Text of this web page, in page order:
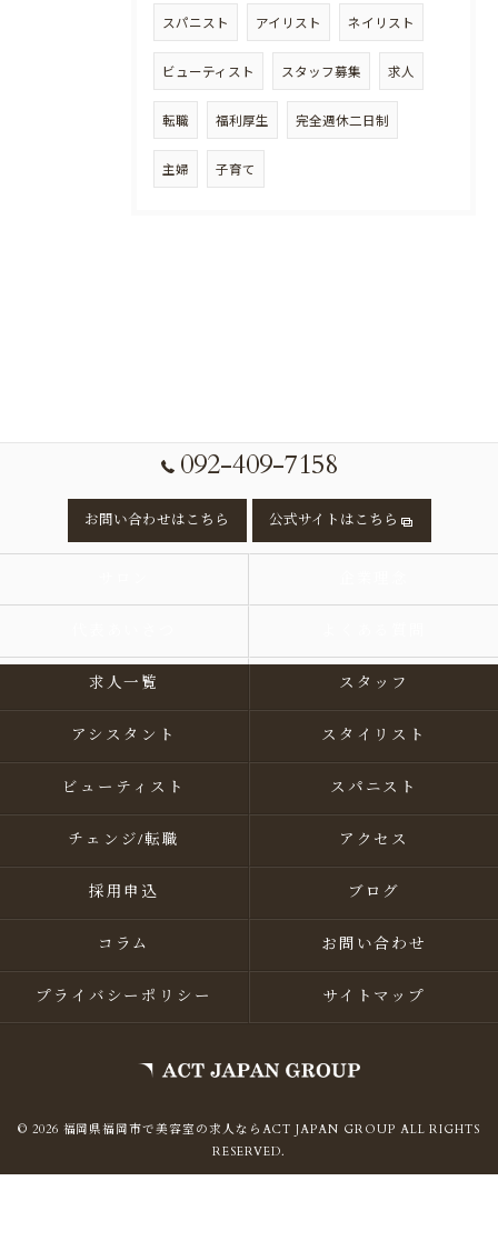
スパニスト アイリスト ネイリスト
ビューティスト スタッフ募集 求人
転職 福利厚生 完全週休二日制
主婦 子育て
092-409-7158
お問い合わせはこちら 公式サイトはこちら
求人一覧 スタッフ
アシスタント スタイリスト
ビューティスト スパニスト
チェンジ/転職 アクセス
採用申込 ブログ
コラム お問い合わせ
プライバシーポリシー サイトマップ
© 2026 福岡県福岡市で美容室の求人ならACT JAPAN GROUP ALL RIGHTS
RESERVED.